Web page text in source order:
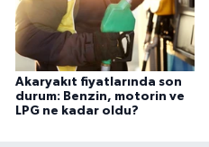
Akaryakıt fiyatlarında son
durum: Benzin, motorin ve
LPG ne kadar oldu?